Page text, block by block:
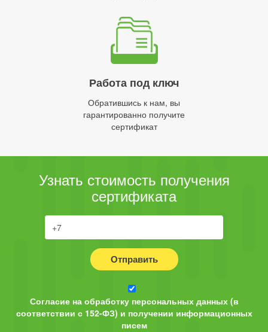
Работа под ключ
Обратившись к нам, вы
гарантированно получите
сертификат
Узнать стоимость получения
сертификата
Отправить
Согласие на обработку персональных данных (в
соответствии с 152-ФЗ) и получении информационных
писем